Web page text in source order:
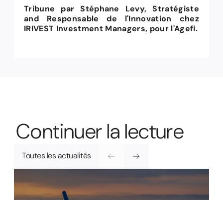
Tribune par Stéphane Levy, Stratégiste
and Responsable de l'Innovation chez
IRIVEST Investment Managers, pour l'Agefi.
Continuerla lecture
Toutes les actualités